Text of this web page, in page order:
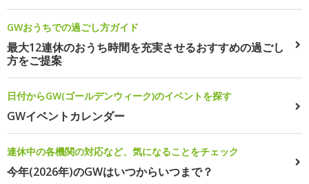
GWおうちでの過ごし方ガイド
最大12連休のおうち時間を充実させるおすすめの過ごし
方をご提案
日付からGW(ゴールデンウィーク)のイベントを探す
GWイベントカレンダー
連休中の各機関の対応など、気になることをチェック
今年(2026年)のGWはいつからいつまで？